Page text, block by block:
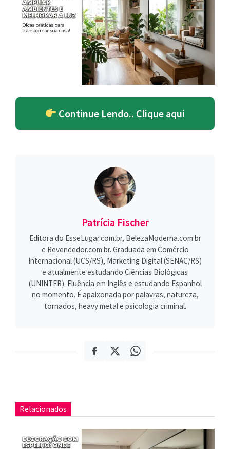
Continue Lendo.. Clique aqui
Patrícia Fischer
Editora do EsseLugar.com.br, BelezaModerna.com.br
e Revendedor.com.br. Graduada em Comércio
Internacional (UCS/RS), Marketing Digital (SENAC/RS)
e atualmente estudando Ciências Biológicas
(UNINTER). Fluência em Inglês e estudando Espanhol
no momento. É apaixonada por palavras, natureza,
tornados, heavy metal e psicologia criminal.
Relacionados